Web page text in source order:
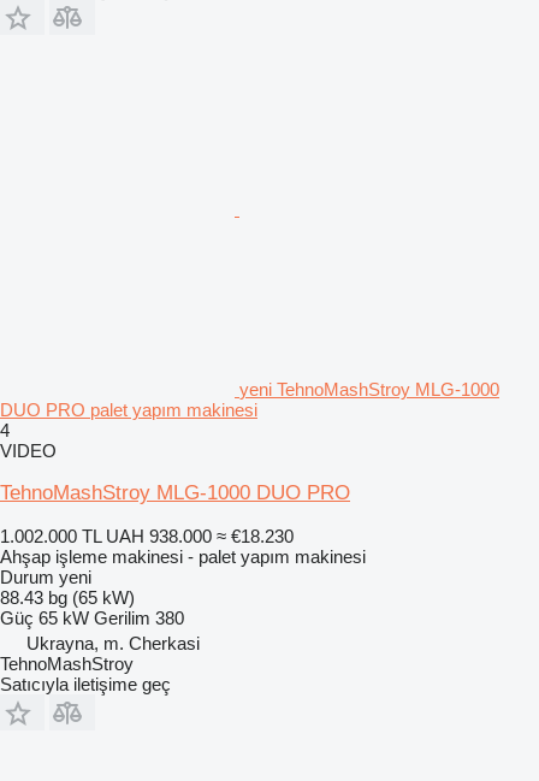
yeni TehnoMashStroy MLG-1000
DUO PRO palet yapım makinesi
4
VIDEO
TehnoMashStroy MLG-1000 DUO PRO
1.002.000 TL UAH 938.000 ≈ €18.230
Ahşap işleme makinesi - palet yapım makinesi
Durum yeni
88.43 bg (65 kW)
Güç 65 kW Gerilim 380
Ukrayna, m. Cherkasi
TehnoMashStroy
Satıcıyla iletişime geç